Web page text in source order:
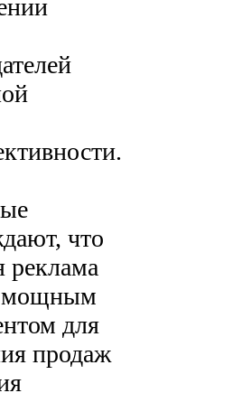
что
реклама
мощным
для
продаж